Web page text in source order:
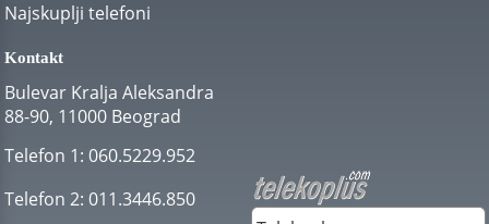
Najskuplji telefoni
Kontakt
Bulevar Kralja Aleksandra
88-90, 11000 Beograd
Telefon 1: 060.5229.952
Telefon 2: 011.3446.850